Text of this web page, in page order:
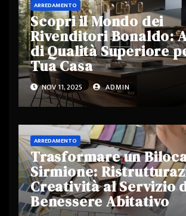
ARREDAMENTO
Scopri il Mondo dei
Rivenditori Bonaldo:
di Qualità Superiore
Tua Casa
NOV 11, 2025 ADMIN
ARREDAMENTO
Trasformare un
Sirmione:
Creatività al Servizio
Benessere Abitativo